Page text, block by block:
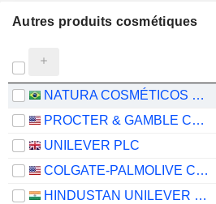
Autres produits cosmétiques
NATURA COSMÉTICOS S.A.
PROCTER & GAMBLE COMPANY
UNILEVER PLC
COLGATE-PALMOLIVE COMPANY
HINDUSTAN UNILEVER LIMITED